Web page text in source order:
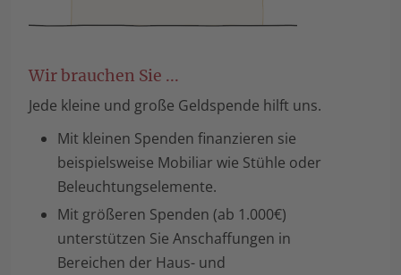
Wir brauchen Sie ...
Jede kleine und große Geldspende hilft uns.
Mit kleinen Spenden finanzieren sie
beispielsweise Mobiliar wie Stühle oder
Beleuchtungselemente.
Mit größeren Spenden (ab 1.000€)
unterstützen Sie Anschaffungen in
Bereichen der Haus- und